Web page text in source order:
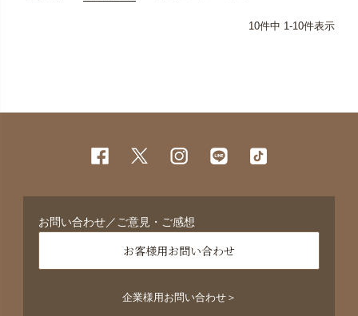
10件中 1-10件表示
お問い合わせ／ご意見・ご感想
お客様用お問い合わせ
企業様用お問い合わせ＞